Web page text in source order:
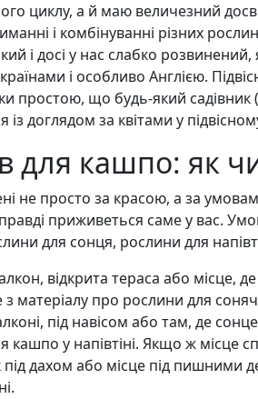
циклу, а й маю величезний
і комбінуванні різних
і досі у нас слабко
і особливо Англією.
простою, що будь-який
доглядом за квітами у
для кашпо: як
не просто за красою, а за
приживеться саме у вас.
для сонця, рослини для
відкрита тераса або місце,
з матеріалу про рослини для
під навісом або там, де
кашпо у напівтіні. Якщо ж місце
під дахом або місце під пишними